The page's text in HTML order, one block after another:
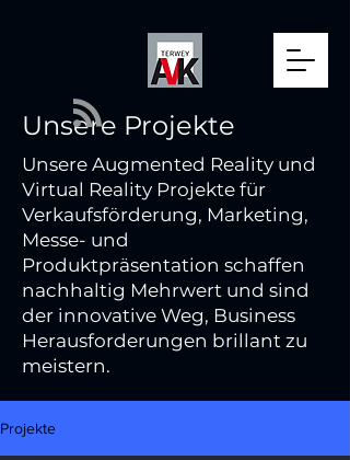
Unsere Projekte
Unsere Augmented Reality und
Virtual Reality Projekte für
Verkaufsförderung, Marketing,
Messe- und
Produktpräsentation schaffen
nachhaltig Mehrwert und sind
der innovative Weg, Business
Herausforderungen brillant zu
meistern.
Projekte